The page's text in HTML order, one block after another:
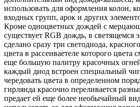
использовать для оформления колон,
входных групп, арок и других
Кроме одноцветных дождей с
существует RGB дождь, в светящемся
сделано сразу три светодиода,
цвета в рассеиваетеле которого
еще большую палитру красочных
каждый диод встроен специальный
чередовать цвета в определенном
гирлянда красочно переливается
предает ей еще более необычайный